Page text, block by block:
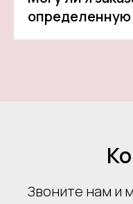
определенную
Звоните нам и